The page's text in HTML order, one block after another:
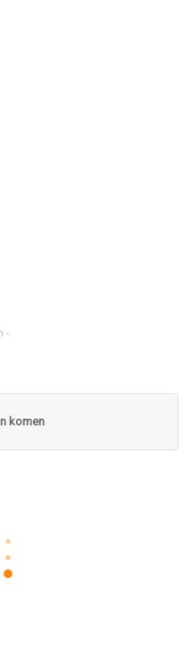
-
komen